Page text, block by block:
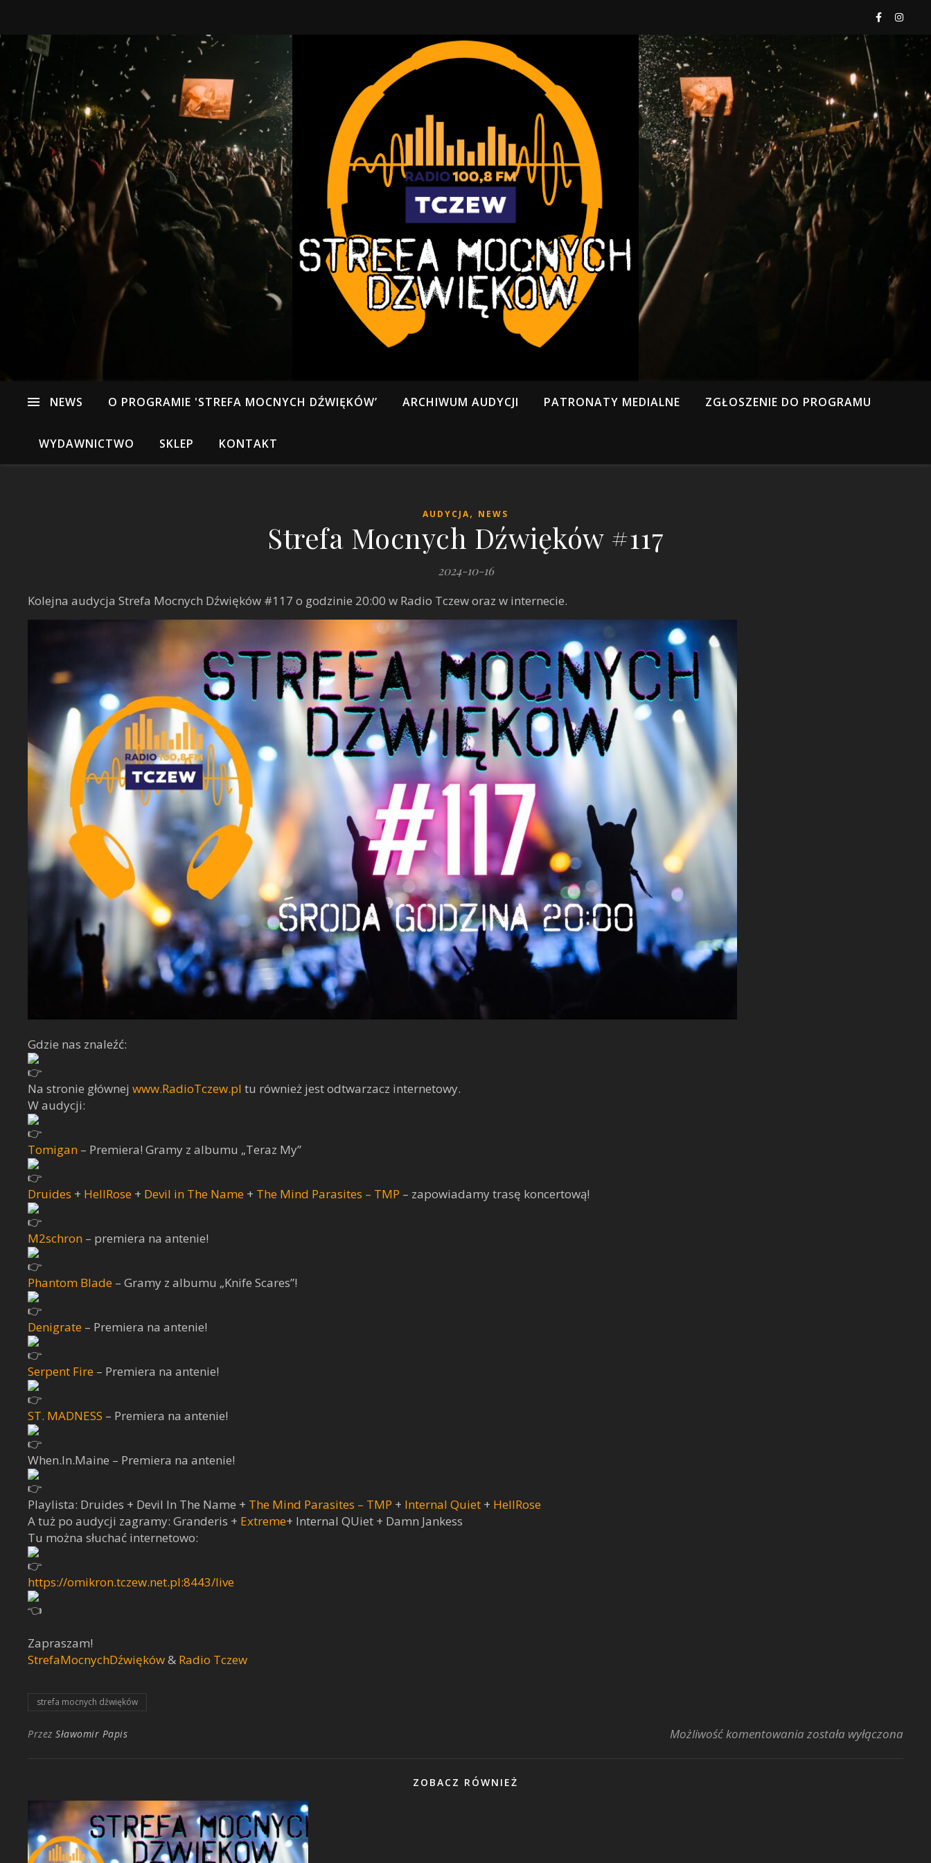
NEWS O PROGRAMIE 'STREFA MOCNYCH DŹWIĘKÓW’ ARCHIWUM AUDYCJI PATRONATY MEDIALNE ZGŁOSZENIE DO PROGRAMU
WYDAWNICTWO SKLEP KONTAKT
AUDYCJA, NEWS
Strefa Mocnych Dźwięków #117
2024-10-16
Kolejna audycja Strefa Mocnych Dźwięków #117 o godzinie 20:00 w Radio Tczew oraz w internecie.
Gdzie nas znaleźć:
Na stronie głównej www.RadioTczew.pl tu również jest odtwarzacz internetowy.
W audycji:
Tomigan – Premiera! Gramy z albumu „Teraz My”
Druides + HellRose + Devil in The Name + The Mind Parasites – TMP – zapowiadamy trasę koncertową!
M2schron – premiera na antenie!
Phantom Blade – Gramy z albumu „Knife Scares”!
Denigrate – Premiera na antenie!
Serpent Fire – Premiera na antenie!
ST. MADNESS – Premiera na antenie!
When.In.Maine – Premiera na antenie!
Playlista: Druides + Devil In The Name + The Mind Parasites – TMP + Internal Quiet + HellRose
A tuż po audycji zagramy: Granderis + Extreme+ Internal QUiet + Damn Jankess
Tu można słuchać internetowo:
https://omikron.tczew.net.pl:8443/live
Zapraszam!
StrefaMocnychDźwięków& Radio Tczew
strefa mocnych dźwięków
Przez Sławomir Papis Możliwość komentowania Strefa Mocnych
została wyłączona
ZOBACZ RÓWNIEŻ